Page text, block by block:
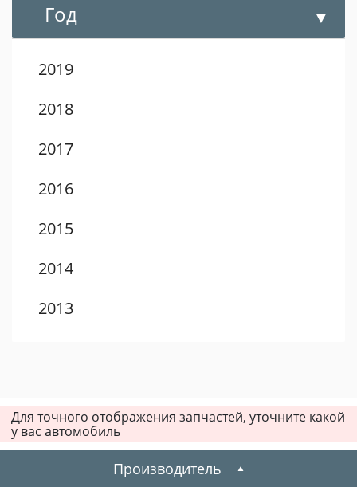
Год
2019
2018
2017
2016
2015
2014
2013
2010
Для точного отображения запчастей, уточните какой
у вас автомобиль
Производитель